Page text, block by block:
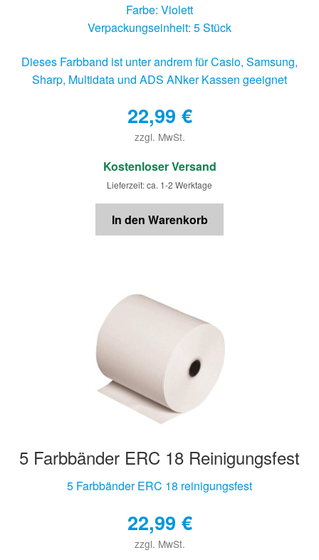
Farbe: Violett
Verpackungseinheit: 5 Stück
Dieses Farbband ist unter andrem für Casio, Samsung,
Sharp, Multidata und ADS ANker Kassen geeignet
22,99 €
zzgl. MwSt.
€
Kostenloser Versand
Lieferzeit: ca. 1-2 Werktage
In den Warenkorb
5 Farbbänder ERC 18 Reinigungsfest
5 Farbbänder ERC 18 reinigungsfest
22,99 €
zzgl. MwSt.
€